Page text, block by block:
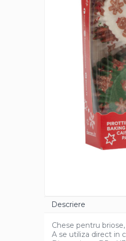
Cacao Barry Callebaut
Mixuri Pudra Crema Vanilie
Mixuri Pudra Cofetarie
Mixuri Pudra Inghetata
Aroma Vanilie
Descriere
Chese pentru
A se utiliza direct in